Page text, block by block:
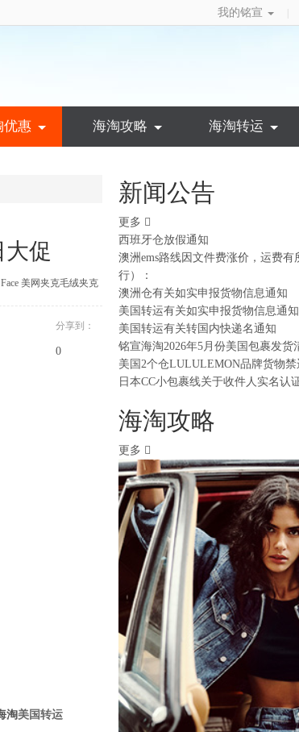
我的铭宣
优惠 海淘攻略 海淘转运
大促
美网夹克毛绒夹克
分享到：
0
淘美国转运
新闻公告
更多
西班牙仓放假通知
澳洲ems路线因文件费涨价，运费有
行）：
澳洲仓有关如实申报货物信息通知
美国转运有关如实申报货物信息通知
美国转运有关转国内快递名通知
铭宣海淘2026年5月份美国包裹发货
美国2个仓LULULEMON品牌货物禁
日本CC小包裹线关于收件人实名认
海淘攻略
更多